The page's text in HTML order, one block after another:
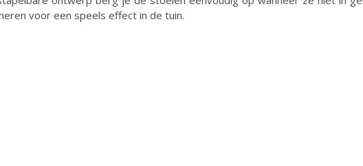
voor een speels effect in de tuin.